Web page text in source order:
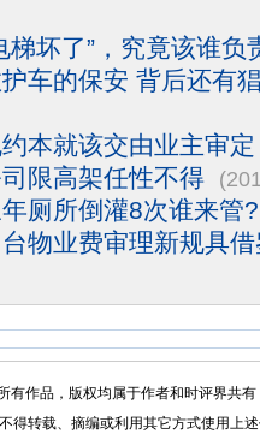
梯坏了”，究竟该谁负
车的保安 背后还有
本就该交由业主审定
限高架任性不得
厕所倒灌8次谁来管?
物业费审理新规具
作品，版权均属于作者和时评界共有
得转载、摘编或利用其它方式使用上